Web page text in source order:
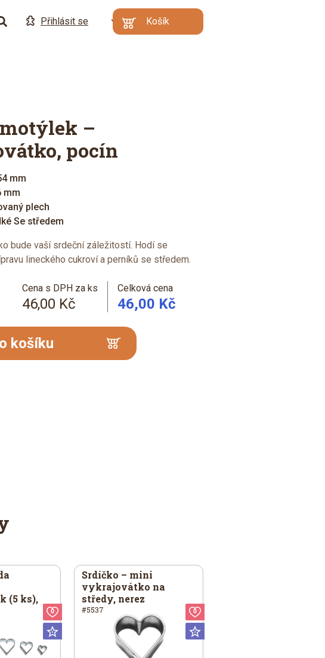
Přihlásit se
CZ
Kč
Košík
–
pocín
mm
mm
plech
Se středem
bude vaší srdeční záležitostí. Hodí se
lineckého cukroví a perníků se středem.
Cena s DPH za ks
46,00 Kč
Celková cena
46,00 Kč
košíku
Valentýn
(5 ks),
Srdíčko – mini
vykrajovátko na
středy, nerez
#5537